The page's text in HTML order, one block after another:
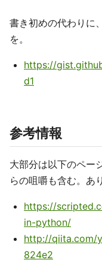
書き初めの代わりに
を。
https://
d1
参考情報
大部分は以下のペー
らの咀嚼も含む。あ
https://
in-python/
http://qiita.com/
824e2